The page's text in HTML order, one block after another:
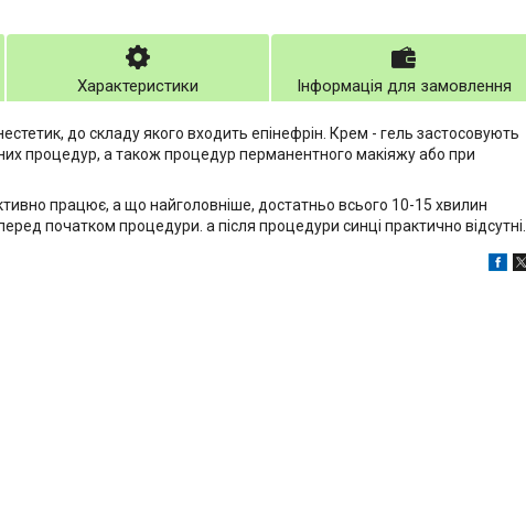
Характеристики Інформація для замовлення
до складу якого входить епінефрін. Крем - гель застосовують
процедур, а також процедур перманентного макіяжу або при
працює, а що найголовніше, достатньо всього 10-15 хвилин
початком процедури. а після процедури синці практично відсутні.